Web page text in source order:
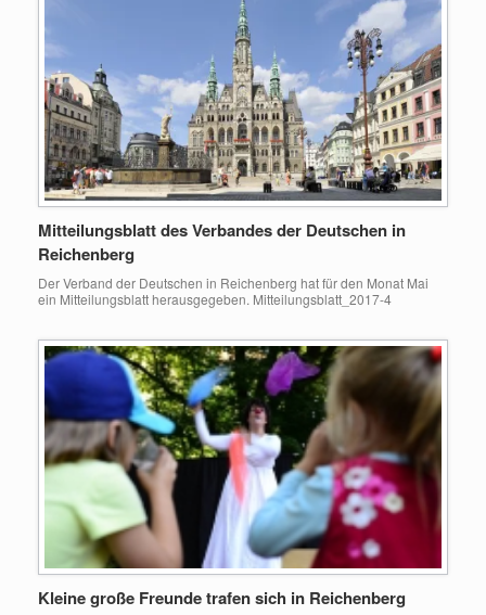
Mitteilungsblatt des Verbandes der Deutschen in
Reichenberg
Der Verband der Deutschen in Reichenberg hat für den Monat Mai
ein Mitteilungsblatt herausgegeben. Mitteilungsblatt_2017-4
Kleine große Freunde trafen sich in Reichenberg